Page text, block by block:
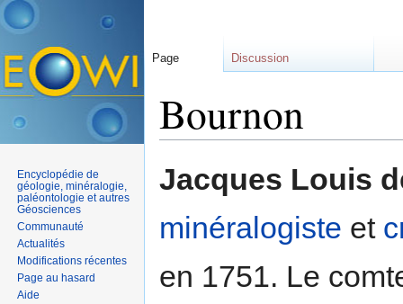
Bournon
Jacques Louis
minéralogiste et
en 1751. Le
Page Discussion
Encyclopédie de
géologie, minéralogie,
paléontologie et autres
Géosciences
Communauté
Actualités
Modifications récentes
Page au hasard
Aide